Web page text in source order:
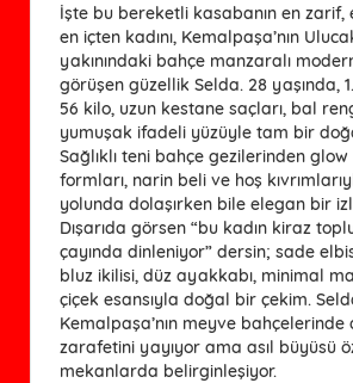
İşte bu bereketli kasabanın en
en içten kadını, Kemalpaşa’nın
yakınındaki bahçe manzaralı
görüşen güzellik Selda. 28 yaşında,
56 kilo, uzun kestane saçları, bal
yumuşak ifadeli yüzüyle tam bir
Sağlıklı teni bahçe gezilerinden
formları, narin beli ve hoş
yolunda dolaşırken bile elegan bir
Dışarıda görsen “bu kadın kiraz
çayında dinleniyor” dersin; sade
bluz ikilisi, düz ayakkabı, minimal
çiçek esansıyla doğal bir çekim.
Kemalpaşa’nın meyve bahçelerinde
zarafetini yayıyor ama asıl büyüsü
mekanlarda belirginleşiyor.